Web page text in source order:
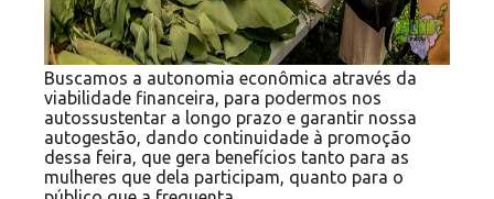
Buscamos a autonomia econômica através da
viabilidade financeira, para podermos nos
autossustentar a longo prazo e garantir nossa
autogestão, dando continuidade à promoção
dessa feira, que gera benefícios tanto para as
mulheres que dela participam, quanto para o